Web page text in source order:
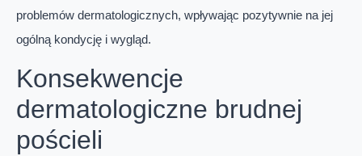
problemów dermatologicznych, wpływając pozytywnie na jej
ogólną kondycję i wygląd.
Konsekwencje
dermatologiczne brudnej
pościeli